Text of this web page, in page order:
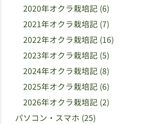
2020年オクラ栽培記 (6)
2021年オクラ栽培記 (7)
2022年オクラ栽培記 (16)
2023年オクラ栽培記 (5)
2024年オクラ栽培記 (8)
2025年オクラ栽培記 (6)
2026年オクラ栽培記 (2)
パソコン・スマホ (25)